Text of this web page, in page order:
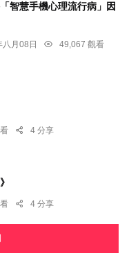
智慧手機心理流行病」因
月08日
49,067 觀看
4 分享
4 分享